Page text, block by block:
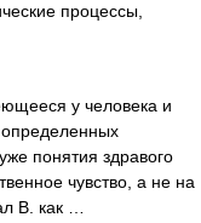
процессы,
у человека и
определенных
понятия здравого
чувство, а не на
В. как …